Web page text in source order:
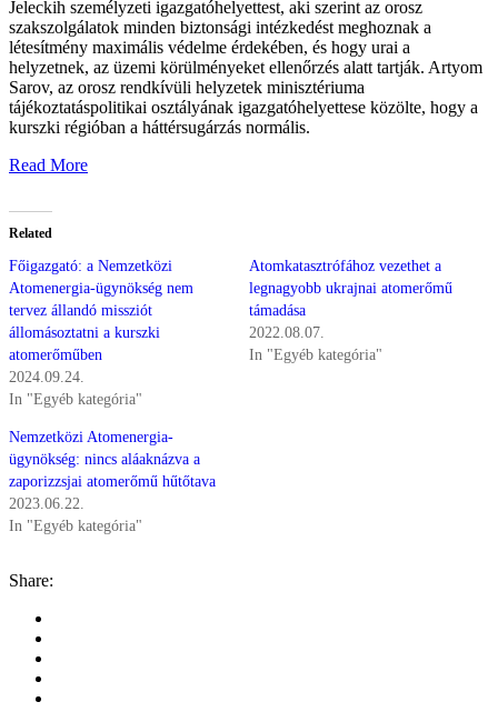
Jeleckih személyzeti igazgatóhelyettest, aki szerint az orosz
szakszolgálatok minden biztonsági intézkedést meghoznak a
létesítmény maximális védelme érdekében, és hogy urai a
helyzetnek, az üzemi körülményeket ellenőrzés alatt tartják. Artyom
Sarov, az orosz rendkívüli helyzetek minisztériuma
tájékoztatáspolitikai osztályának igazgatóhelyettese közölte, hogy a
kurszki régióban a háttérsugárzás normális.
Read More
Related
Főigazgató: a Nemzetközi
Atomenergia-ügynökség nem
tervez állandó missziót
állomásoztatni a kurszki
atomerőműben
2024.09.24.
In "Egyéb kategória"
Atomkatasztrófához vezethet a
legnagyobb ukrajnai atomerőmű
támadása
2022.08.07.
In "Egyéb kategória"
Nemzetközi Atomenergia-
ügynökség: nincs aláaknázva a
zaporizzsjai atomerőmű hűtőtava
2023.06.22.
In "Egyéb kategória"
Share: